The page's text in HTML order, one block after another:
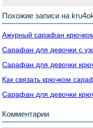
Похожие записи на
Ажурный сарафан
Сарафан для девочки с
Сарафан для девочки
Как связать крючком
Сарафан для девочки
Комментарии